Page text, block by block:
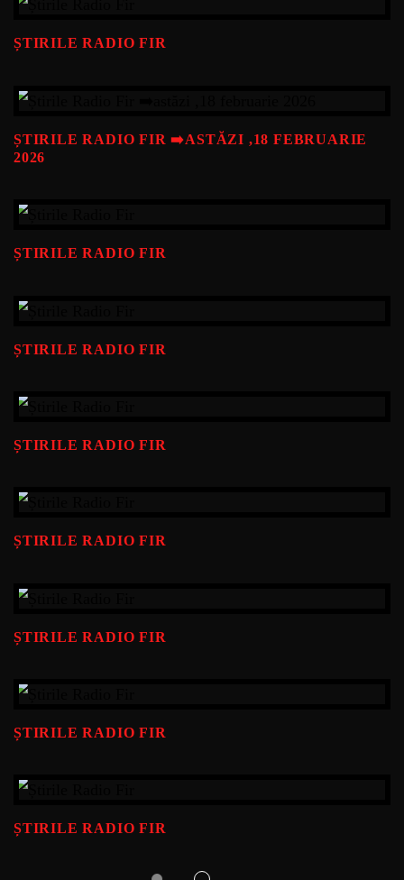
ȘTIRILE RADIO FIR
ȘTIRILE RADIO FIR ➡️ASTĂZI ,18 FEBRUARIE
2026
ȘTIRILE RADIO FIR
ȘTIRILE RADIO FIR
ȘTIRILE RADIO FIR
ȘTIRILE RADIO FIR
ȘTIRILE RADIO FIR
ȘTIRILE RADIO FIR
ȘTIRILE RADIO FIR